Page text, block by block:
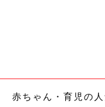
赤ちゃん・育児の